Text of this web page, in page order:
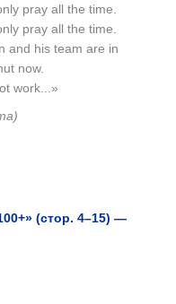
pray all the time.
pray all the time.
and his team are in
now.
work...»
(стор. 4–15) —